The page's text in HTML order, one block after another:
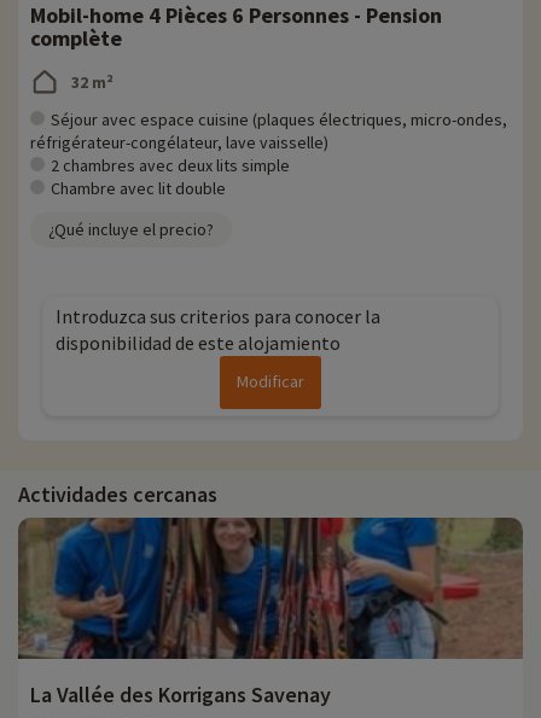
Mobil-home 4 Pièces 6 Personnes - Pension
complète
32 m²
Séjour avec espace cuisine (plaques électriques, micro-ondes,
réfrigérateur-congélateur, lave vaisselle)
2 chambres avec deux lits simple
Chambre avec lit double
¿Qué incluye el precio?
Introduzca sus criterios para conocer la
disponibilidad de este alojamiento
Modificar
Actividades cercanas
La Vallée des Korrigans Savenay